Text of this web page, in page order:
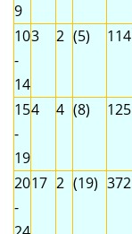
9
10
-
14
3 2 (5) 114
15
-
19
4 4 (8) 125
20
-
17 2 (19) 372